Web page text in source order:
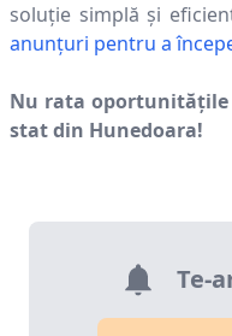
soluție simplă și
anunțuri pentru a
Nu rata oportunitățile
stat din Hunedoara!
Te-